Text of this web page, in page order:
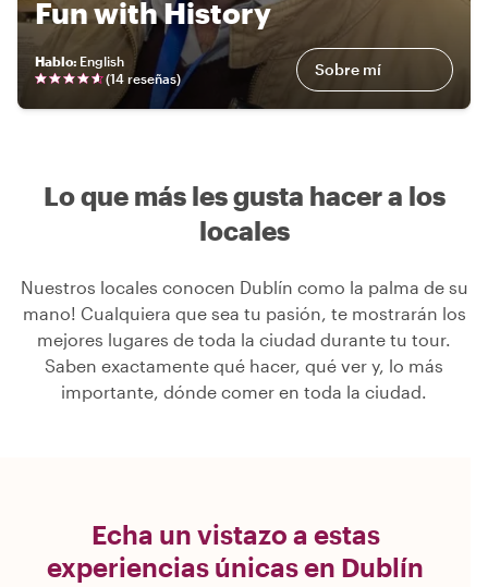
Fun with History
Hablo: English
(14 reseñas) Sobre mí
Lo que más les gusta hacer a los
locales
Nuestros locales conocen Dublín como la palma de su
mano! Cualquiera que sea tu pasión, te mostrarán los
mejores lugares de toda la ciudad durante tu tour.
Saben exactamente qué hacer, qué ver y, lo más
importante, dónde comer en toda la ciudad.
Echa un vistazo a estas
experiencias únicas en Dublín